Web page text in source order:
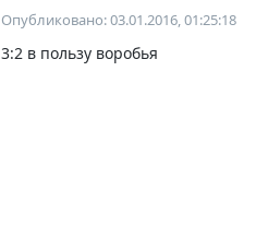
Опубликовано: 03.01.2016, 01:25:18
3:2 в пользу воробья